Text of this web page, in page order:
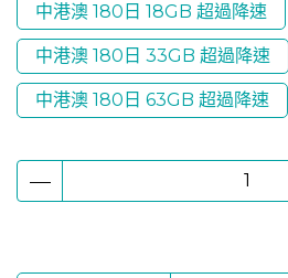
中港澳 180日 18GB 超過降速
中港澳 180日 33GB 超過降速
中港澳 180日 63GB 超過降速